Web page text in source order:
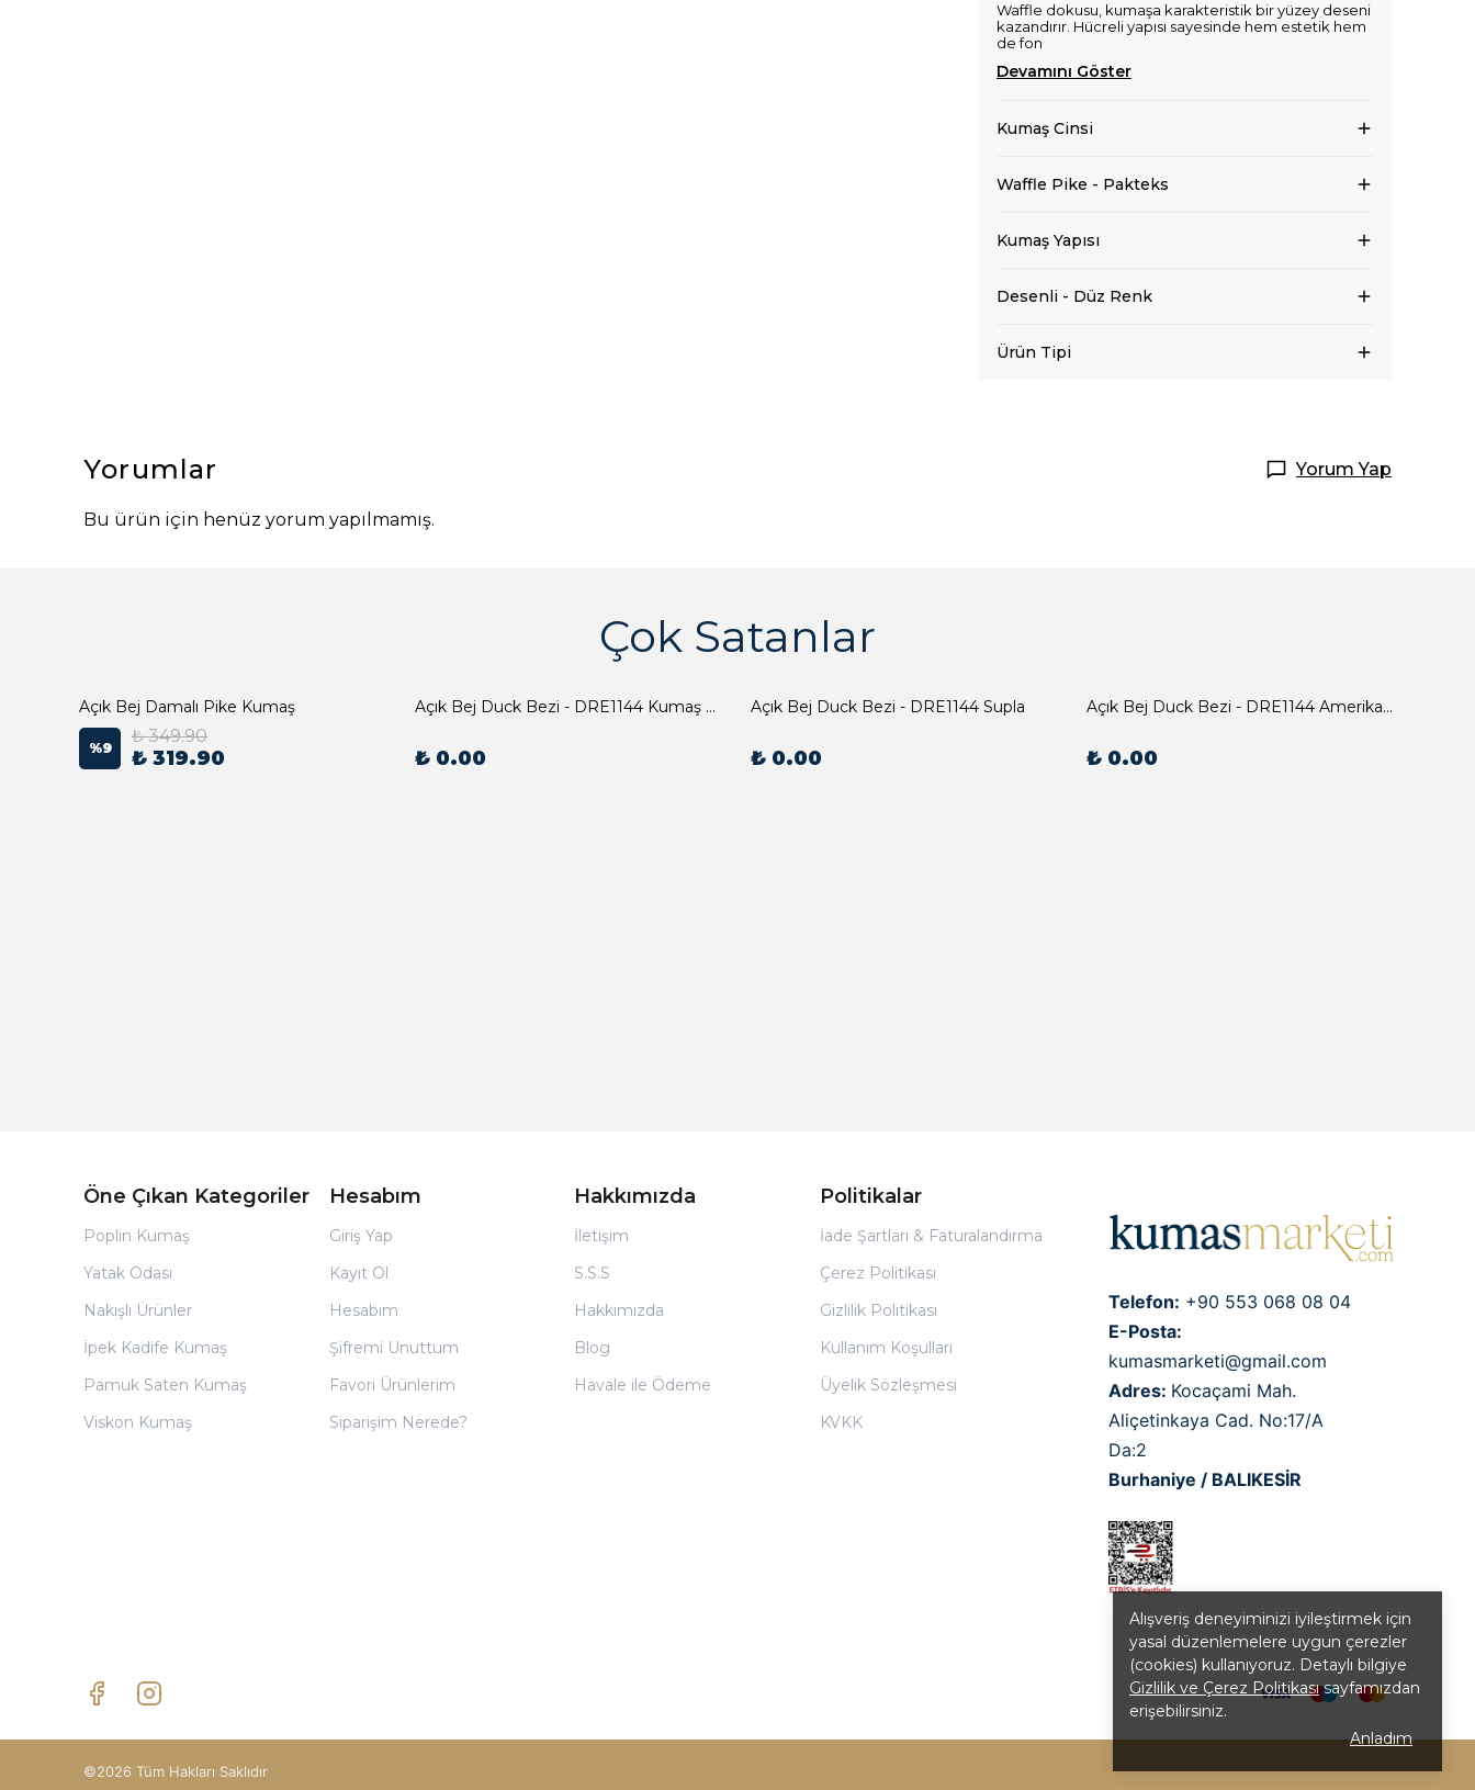
Alışveriş deneyiminizi iyileştirmek için
yasal düzenlemelere uygun çerezler
(cookies) kullanıyoruz. Detaylı bilgiye
Gizlilik ve Çerez Politikasısayfamızdan
erişebilirsiniz.
Anladım
Waffle dokusu, kumaşa karakteristik bir yüzey deseni
kazandırır. Hücreli yapısı sayesinde hem estetik hem
de fon
Devamını Göster
Kumaş Cinsi
Waffle Pike - Pakteks
Kumaş Yapısı
Desenli - Düz Renk
Ürün Tipi
Yorumlar Yorum Yap
Bu ürün için henüz yorum yapılmamış.
Çok Satanlar
Açık Bej Damalı Pike Kumaş
%9
₺ 349.90
₺ 319.90
Açık Bej Duck Bezi - DRE1144 Kumaş Peçete
₺ 0.00
Açık Bej Duck Bezi - DRE1144 Supla
₺ 0.00
Açık Bej Duck Bezi - DRE1144 Amerikan Servis
₺ 0.00
Öne Çıkan Kategoriler
Poplin Kumaş
Yatak Odası
Nakışlı Ürünler
İpek Kadife Kumaş
Pamuk Saten Kumaş
Viskon Kumaş
Hesabım
Giriş Yap
Kayıt Ol
Hesabım
Şifremi Unuttum
Favori Ürünlerim
Siparişim Nerede?
Hakkımızda
İletişim
S.S.S
Hakkımızda
Blog
Havale ile Ödeme
Politikalar
İade Şartları & Faturalandırma
Çerez Politikası
Gizlilik Politikası
Kullanım Koşulları
Üyelik Sözleşmesi
KVKK
Telefon: +90 553 068 08 04
E-Posta:
kumasmarketi@gmail.com
Adres: Kocaçami Mah.
Aliçetinkaya Cad. No:17/A
Da:2
Burhaniye / BALIKESİR
©2026 Tüm Hakları Saklıdır